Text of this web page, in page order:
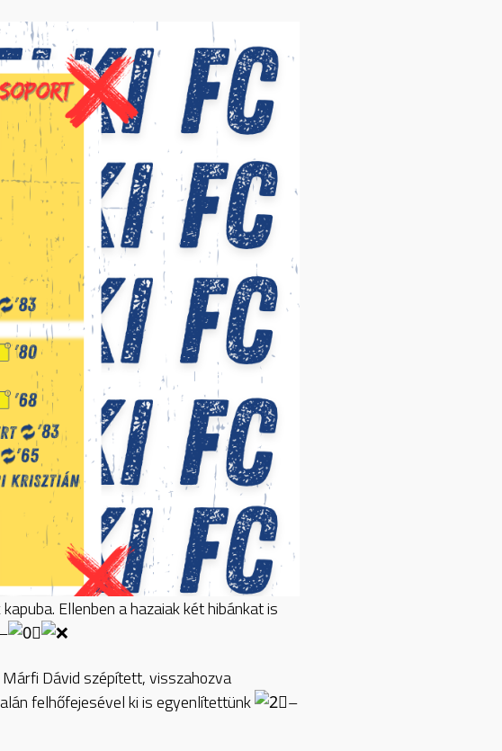
Ellenben a hazaiak két hibánkat is
–
Dávid szépített, visszahozva
felhőfejesével ki is egyenlítettünk –